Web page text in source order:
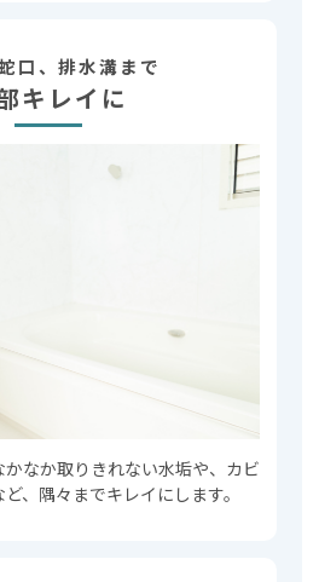
口、排水溝まで
キレイに
なか取りきれない水垢や、カビ
、隅々までキレイにします。